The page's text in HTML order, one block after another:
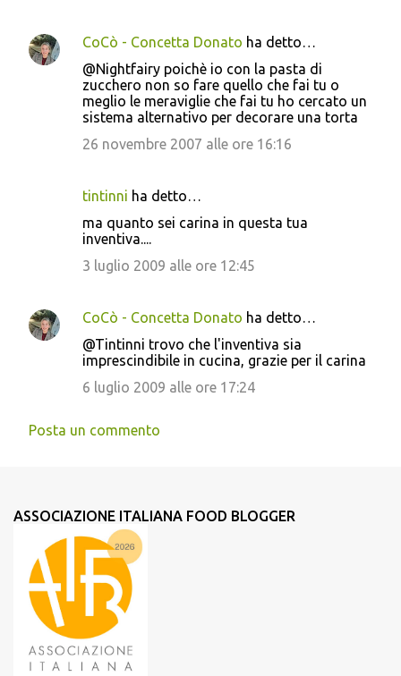
CoCò - Concetta Donato ha detto…
@Nightfairy poichè io con la pasta di
zucchero non so fare quello che fai tu o
meglio le meraviglie che fai tu ho cercato un
sistema alternativo per decorare una torta
26 novembre 2007 alle ore 16:16
tintinni ha detto…
ma quanto sei carina in questa tua
inventiva....
3 luglio 2009 alle ore 12:45
CoCò - Concetta Donato ha detto…
@Tintinni trovo che l'inventiva sia
imprescindibile in cucina, grazie per il carina
6 luglio 2009 alle ore 17:24
Posta un commento
ASSOCIAZIONE ITALIANA FOOD BLOGGER